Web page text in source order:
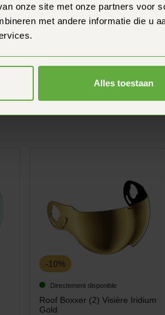
onze site met onze partners voor
met andere informatie die u
Alles toestaan
-10%
Directement disponible
Roof Boxxer (2) Visière Iridium
Gold